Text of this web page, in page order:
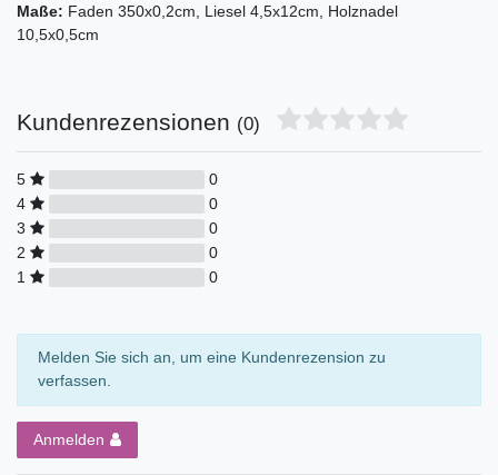
Maße: Faden 350x0,2cm, Liesel 4,5x12cm, Holznadel
10,5x0,5cm
Kundenrezensionen (0)
5
0
4
0
3
0
2
0
1
0
Melden Sie sich an, um eine Kundenrezension zu
verfassen.
Anmelden